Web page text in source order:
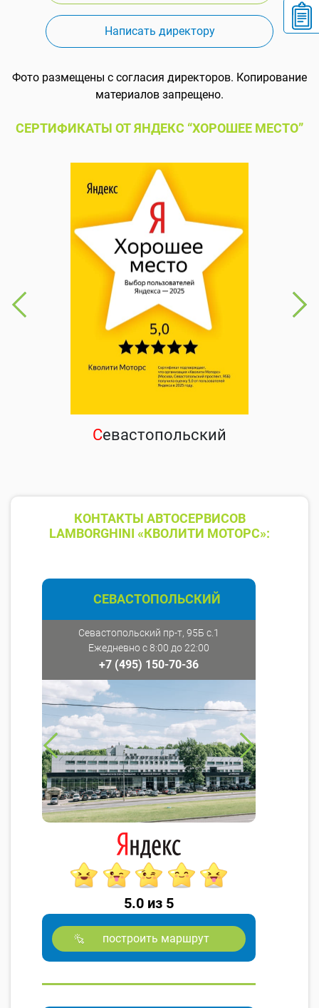
Написать директору
Фото размещены с согласия директоров. Копирование
материалов запрещено.
СЕРТИФИКАТЫ ОТ ЯНДЕКС “ХОРОШЕЕ МЕСТО”
Севастопольский
КОНТАКТЫ АВТОСЕРВИСОВ
LAMBORGHINI «КВОЛИТИ МОТОРС»:
СЕВАСТОПОЛЬСКИЙ
Севастопольский пр-т, 95Б с.1
Ежедневно с 8:00 до 22:00
+7 (495) 150-70-36
5.0 из 5
построить маршрут